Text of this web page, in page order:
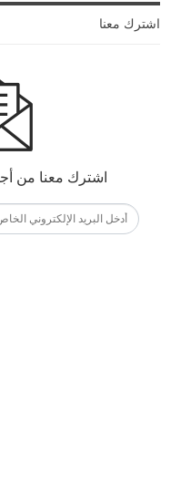
اشترك معنا
اشترك معنا من